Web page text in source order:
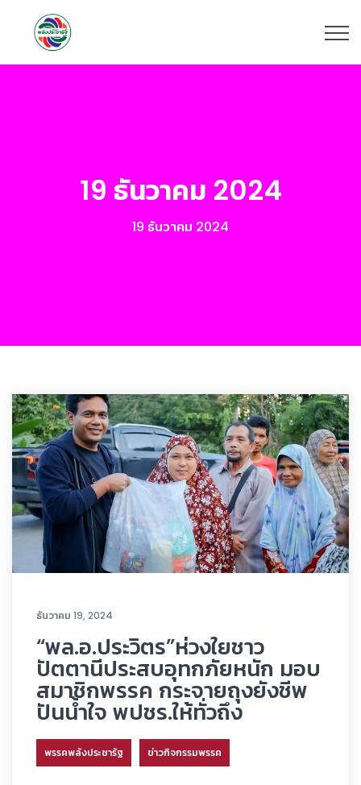
19 ธันวาคม 2024
19 ธันวาคม 2024
ธันวาคม 19, 2024
“พล.อ.ประวิตร”ห่วงใยชาว
ปัตตานีประสบอุทกภัยหนัก มอบ
สมาชิกพรรค กระจายถุงยังชีพ
ปันน้ำใจ พปชร.ให้ทั่วถึง
พรรคพลังประชารัฐ ข่าวกิจกรรมพรรค